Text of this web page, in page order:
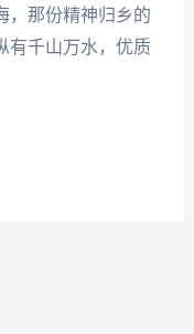
，那份精神归乡的
有千山万水，优质